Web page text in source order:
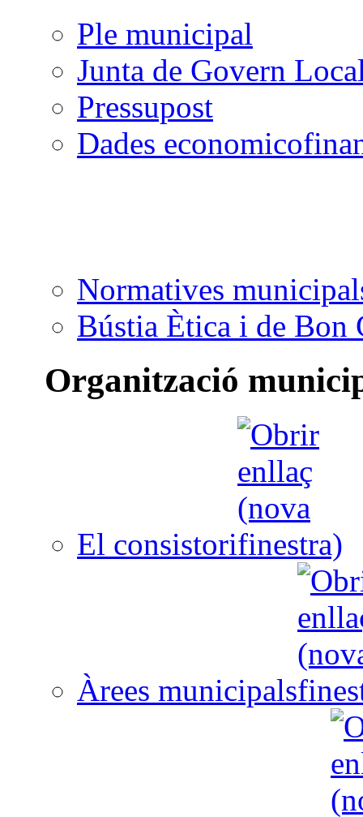
Ple municipal
Junta de Govern
Pressupost
Dades
Normatives
Bústia Ètica i de Bon
Organització
El consistori
Àrees municipals